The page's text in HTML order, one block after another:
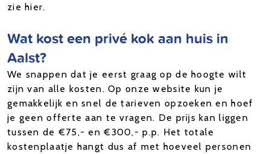
zie hier.
Wat kost een privé kok aan huis in
Aalst?
We snappen dat je eerst graag op de hoogte wilt
zijn van alle kosten. Op onze website kun je
gemakkelijk en snel de tarieven opzoeken en hoef
je geen offerte aan te vragen. De prijs kan liggen
tussen de €75,- en €300,- p.p. Het totale
kostenplaatje hangt dus af met hoeveel personen